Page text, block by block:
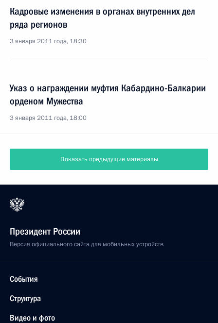
Кадровые изменения в органах внутренних дел
ряда регионов
3 января 2011 года, 18:30
Указ о награждении муфтия Кабардино-Балкарии
орденом Мужества
3 января 2011 года, 18:00
Показать предыдущие материалы
Президент России
Версия официального сайта для мобильных устройств
События
Структура
Видео и фото